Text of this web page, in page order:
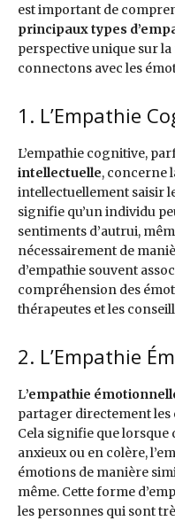
est important de
principaux types
perspective unique sur
connectons avec les
1. L’Empathie
L’empathie cognitive,
intellectuelle, concerne
intellectuellement saisir
signifie qu’un individu
sentiments d’autrui,
nécessairement de
d’empathie souvent
compréhension des
thérapeutes et les
2. L’Empathie
L’empathie
partager directement les
Cela signifie que lorsque
anxieux ou en colère,
émotions de manière
même. Cette forme
les personnes qui sont